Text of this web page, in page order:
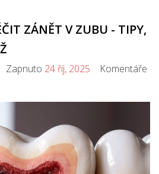
ZÁNĚT V ZUBU - TIPY,
Zapnuto 24 říj, 2025 Komentáře